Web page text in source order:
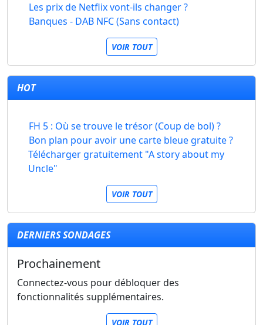
Les prix de Netflix vont-ils changer ?
Banques - DAB NFC (Sans contact)
VOIR TOUT
HOT
FH 5 : Où se trouve le trésor (Coup de bol) ?
Bon plan pour avoir une carte bleue gratuite ?
Télécharger gratuitement "A story about my
Uncle"
VOIR TOUT
DERNIERS SONDAGES
Prochainement
Connectez-vous pour débloquer des
fonctionnalités supplémentaires.
VOIR TOUT